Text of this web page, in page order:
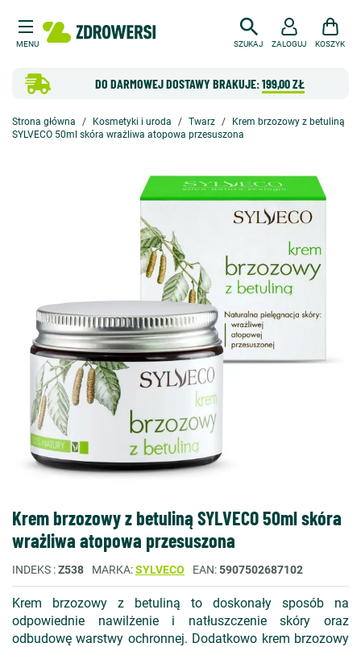
MENU SZUKAJ
DO DARMOWEJ DOSTAWY BRAKUJE:199,00 ZŁ
ZALOGUJ KOSZYK
Strona główna Kosmetyki i uroda Twarz
Krem brzozowy z betuliną
SYLVECO 50ml skóra wrażliwa atopowa przesuszona
Krem brzozowy z betuliną SYLVECO 50ml skóra
wrażliwa atopowa przesuszona
INDEKS Z538 MARKA SYLVECO EAN 5907502687102
Krem brzozowy z betuliną to doskonały sposób na
odpowiednie nawilżenie i natłuszczenie skóry oraz
odbudowę warstwy ochronnej. Dodatkowo krem brzozowy